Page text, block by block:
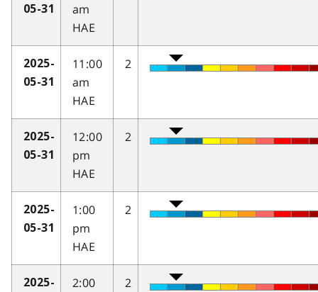
05-31
am
HAE
2025-
05-31
11:00
am
HAE
2
2025-
05-31
12:00
pm
HAE
2
2025-
05-31
1:00
pm
HAE
2
2025-
2:00
2